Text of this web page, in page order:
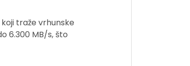
koji traže vrhunske
6.300 MB/s, što